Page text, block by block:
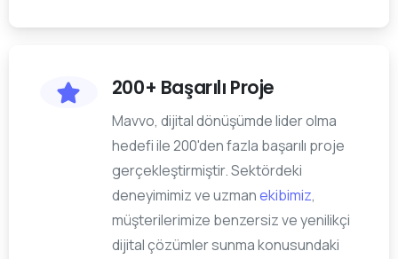
200+ Başarılı Proje
Mavvo, dijital dönüşümde lider olma
hedefi ile 200'den fazla başarılı proje
gerçekleştirmiştir. Sektördeki
deneyimimiz ve uzmanekibimiz,
müşterilerimize benzersiz ve yenilikçi
dijital çözümler sunma konusundaki